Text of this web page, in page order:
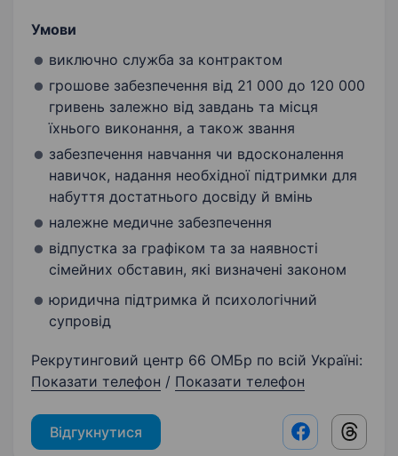
Умови
виключно служба за контрактом
грошове забезпечення від 21 000 до 120 000
гривень залежно від завдань та місця
їхнього виконання, а також звання
забезпечення навчання чи вдосконалення
навичок, надання необхідної підтримки для
набуття достатнього досвіду й вмінь
належне медичне забезпечення
відпустка за графіком та за наявності
сімейних обставин, які визначені законом
юридична підтримка й психологічний
супровід
Рекрутинговий центр 66 ОМБр по всій Україні:
Показати телефон / Показати телефон
Відгукнутися Facebook